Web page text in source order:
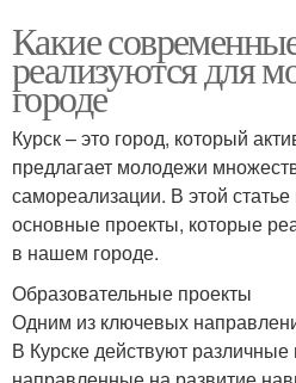
Какие
реализуются для
городе
Курск – это город, который
предлагает молодежи
самореализации. В этой
основные проекты, которые
в нашем городе.
Образовательные проекты
Одним из ключевых
В Курске действуют